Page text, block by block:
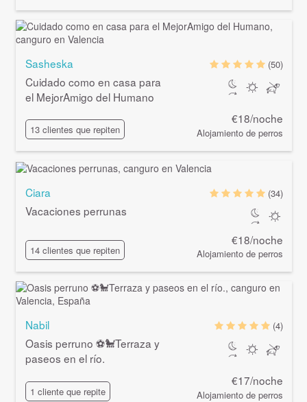
Sasheska
Cuidado como en casa para
el MejorAmigo del Humano
13 clientes que repiten
(50)
€18/noche
Alojamiento de perros
Ciara
Vacaciones perrunas
14 clientes que repiten
(34)
€18/noche
Alojamiento de perros
Nabil
Oasis perruno ⚽🐩Terraza y
paseos en el río.
1 cliente que repite
(4)
€17/noche
Alojamiento de perros